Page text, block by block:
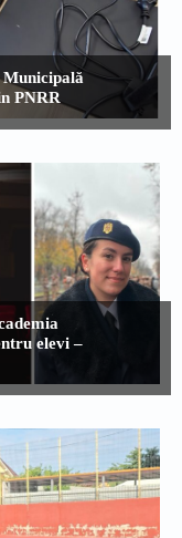
Municipală
PNRR
elevi –